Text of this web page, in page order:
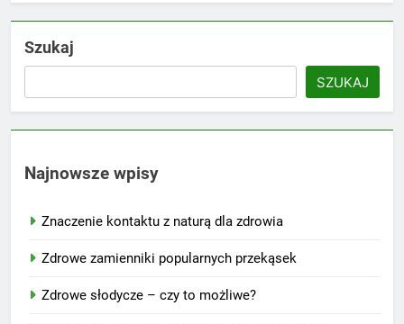
Szukaj
SZUKAJ
Najnowsze wpisy
Znaczenie kontaktu z naturą dla zdrowia
Zdrowe zamienniki popularnych przekąsek
Zdrowe słodycze – czy to możliwe?